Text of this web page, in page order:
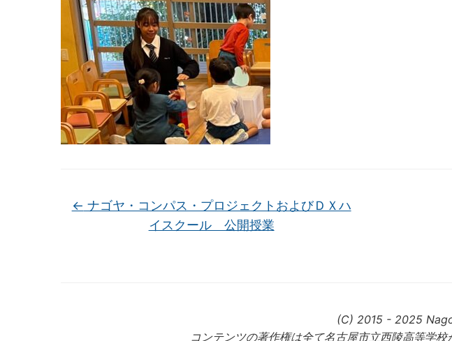
← ナゴヤ・コンパス・プロジェクトおよびＤＸハ
イスクール 公開授業
(C) 2015 - 2025
コンテンツの著作権は全て名古屋市立西陵高等学